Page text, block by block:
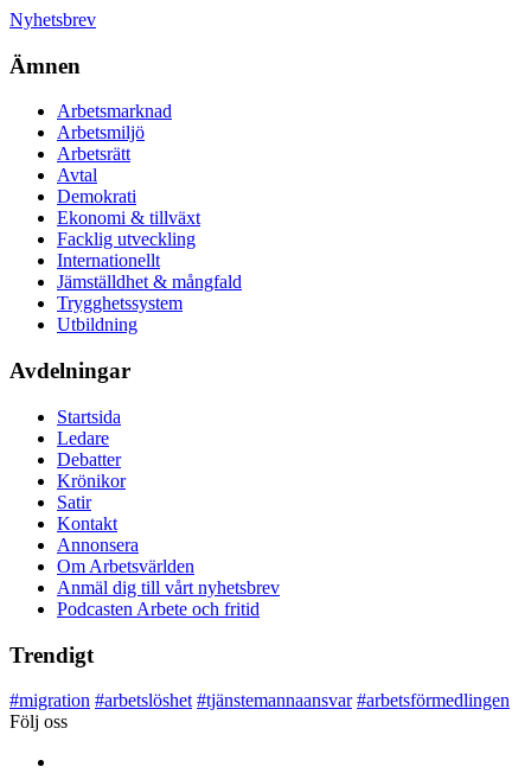
Nyhetsbrev
Ämnen
Arbetsmarknad
Arbetsmiljö
Arbetsrätt
Avtal
Demokrati
Ekonomi & tillväxt
Facklig utveckling
Internationellt
Jämställdhet & mångfald
Trygghetssystem
Utbildning
Avdelningar
Startsida
Ledare
Debatter
Krönikor
Satir
Kontakt
Annonsera
Om Arbetsvärlden
Anmäl dig till vårt nyhetsbrev
Podcasten Arbete och fritid
Trendigt
#migration #arbetslöshet #tjänstemannaansvar #arbetsförmedlingen
Följ oss